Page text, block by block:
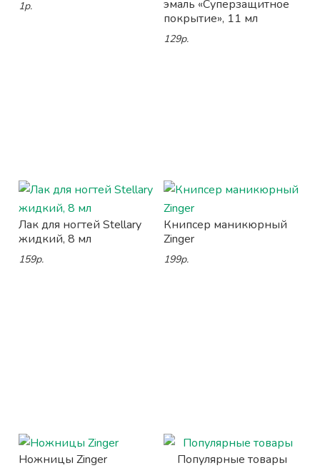
1р.
эмаль «Суперзащитное
покрытие», 11 мл
129р.
Лак для ногтей Stellary
жидкий, 8 мл
159р.
Книпсер маникюрный
Zinger
199р.
Ножницы Zinger Популярные товары